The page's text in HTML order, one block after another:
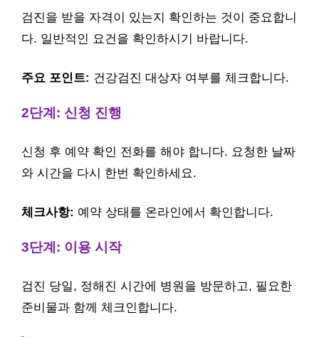
검진을 받을 자격이 있는지 확인하는 것이 중요합니
다. 일반적인 요건을 확인하시기 바랍니다.
주요 포인트: 건강검진 대상자 여부를 체크합니다.
2단계: 신청 진행
신청 후 예약 확인 전화를 해야 합니다. 요청한 날짜
와 시간을 다시 한번 확인하세요.
체크사항: 예약 상태를 온라인에서 확인합니다.
3단계: 이용 시작
검진 당일, 정해진 시간에 병원을 방문하고, 필요한
준비물과 함께 체크인합니다.